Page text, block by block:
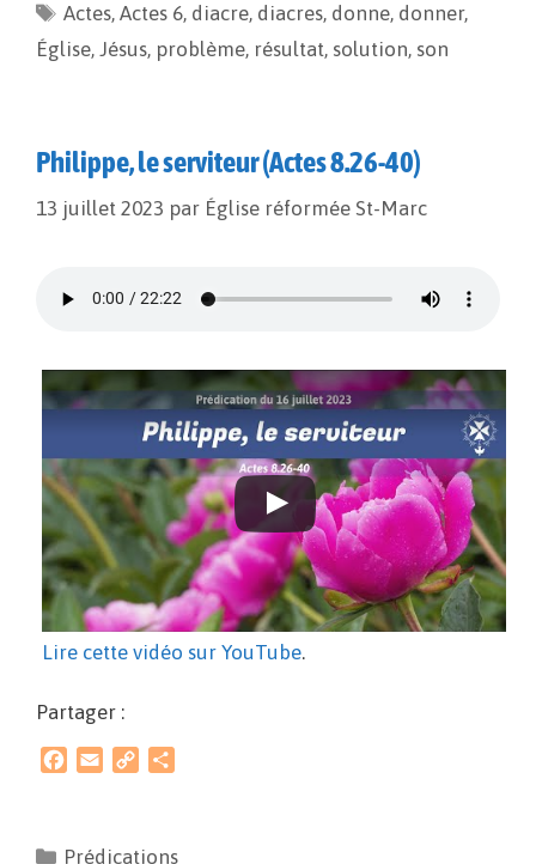
o
o
i
k
g
Actes,Actes 6, diacre, diacres, donne, donner,
Église, Jésus, problème, résultat, solution, son
Philippe, le serviteur (Actes 8.26-40)
13 juillet 2023 par Église réformée St-Marc
Lire cette vidéo sur YouTube.
Partager :
Prédications